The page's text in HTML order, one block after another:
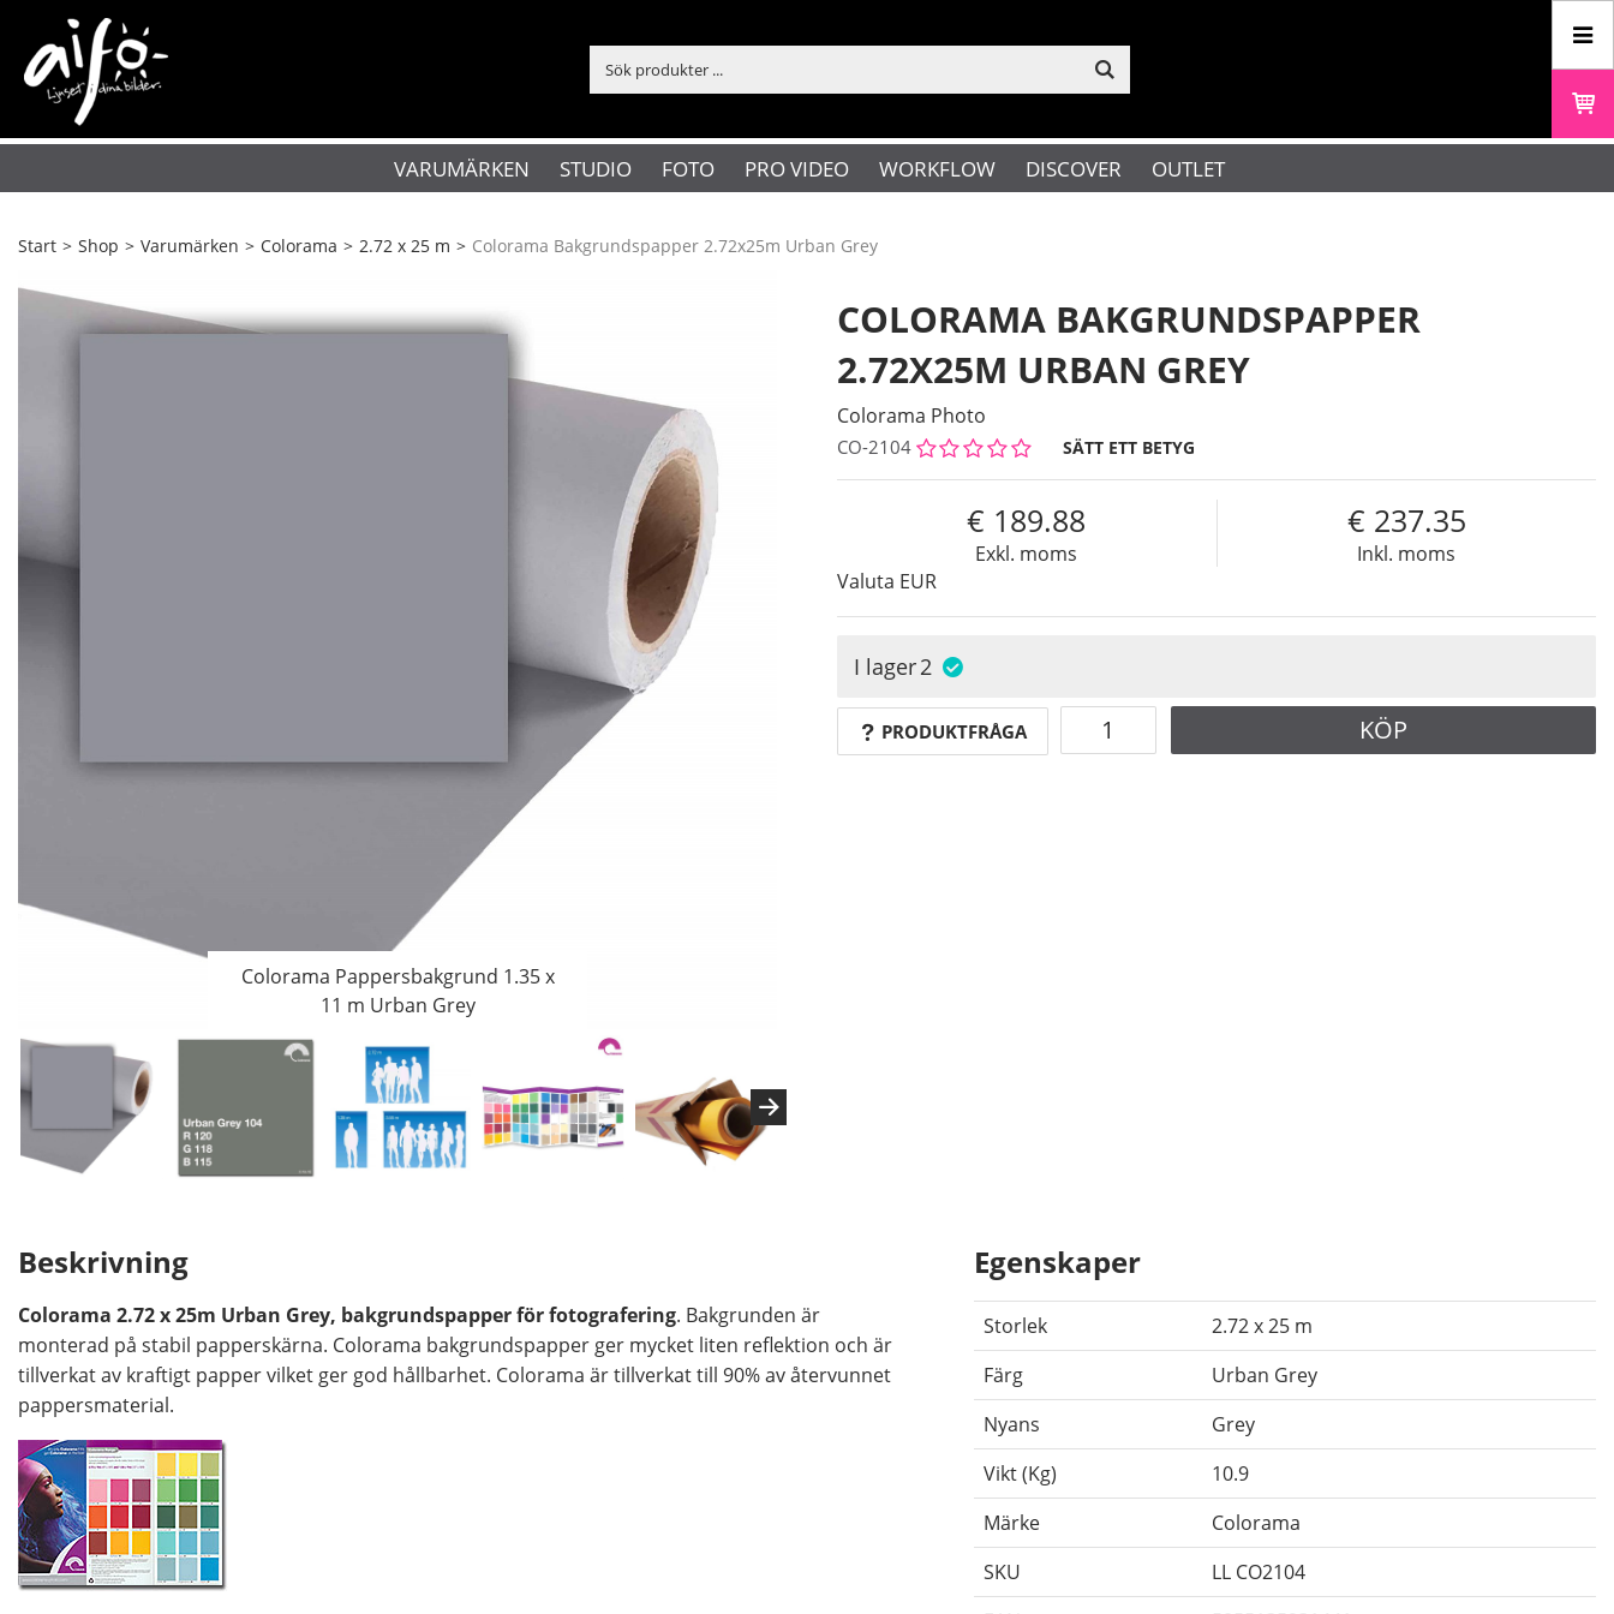
VARUMÄRKEN STUDIO FOTO PRO VIDEO WORKFLOW DISCOVER OUTLET
Start > Shop > Varumärken > Colorama > 2.72 x 25 m > Colorama Bakgrundspapper 2.72x25m Urban Grey
Colorama Pappersbakgrund 1.35 x
11 m Urban Grey
COLORAMA BAKGRUNDSPAPPER
2.72X25M URBAN GREY
Colorama Photo
CO-2104 SÄTT ETT BETYG
Exkl. moms
189.88
Inkl. moms
237.35
Valuta EUR
I lager2
PRODUKTFRÅGA KÖP
Beskrivning
Colorama 2.72 x 25m Urban Grey, bakgrundspapper för fotografering. Bakgrunden är
monterad på stabil papperskärna. Colorama bakgrundspapper ger mycket liten reflektion och är
tillverkat av kraftigt papper vilket ger god hållbarhet. Colorama är tillverkat till 90% av återvunnet
pappersmaterial.
Egenskaper
Storlek
2.72 x 25 m
Färg
Urban Grey
Nyans
Grey
Vikt (Kg)
10.9
Märke
Colorama
SKU
LL CO2104